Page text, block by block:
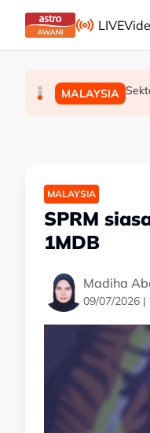
Skip to main content
LIVE
MALAYSIA
POLITIK PRN
MALAYSIA
MALAYSIA
SPRM
1MDB
Madiha
09/07/2026 |